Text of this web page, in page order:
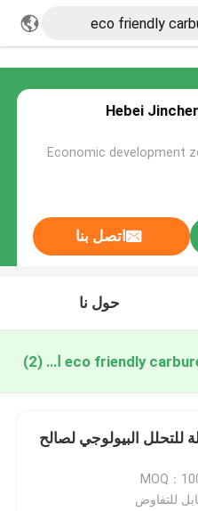
Hebei
Economic development
اتصل بنا
حول نا
eco friendly carburetor care spray valve التصنيع عبر الإنترنت (2)
للتحلل البيولوجي لصالح
MOQ：
للتفاوض